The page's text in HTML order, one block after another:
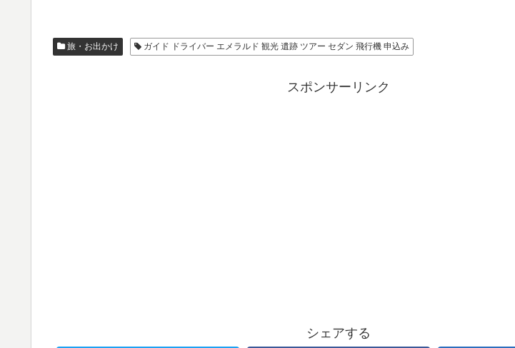
旅・お出かけ ガイド ドライバー エメラルド 観光 遺跡 ツアー セダン 飛行機 申込み
スポンサーリンク
シェアする